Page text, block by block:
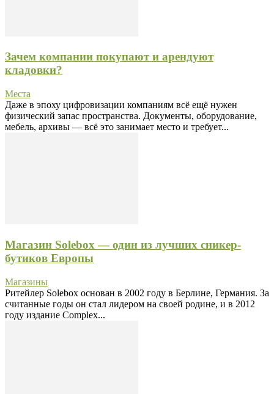
Зачем компании покупают и арендуют
кладовки?
Места
Даже в эпоху цифровизации компаниям всё ещё нужен
физический запас пространства. Документы, оборудование,
мебель, архивы — всё это занимает место и требует...
Магазин Solebox — один из лучших сникер-
бутиков Европы
Магазины
Ритейлер Solebox основан в 2002 году в Берлине, Германия. За
считанные годы он стал лидером на своей родине, и в 2012
году издание Complex...